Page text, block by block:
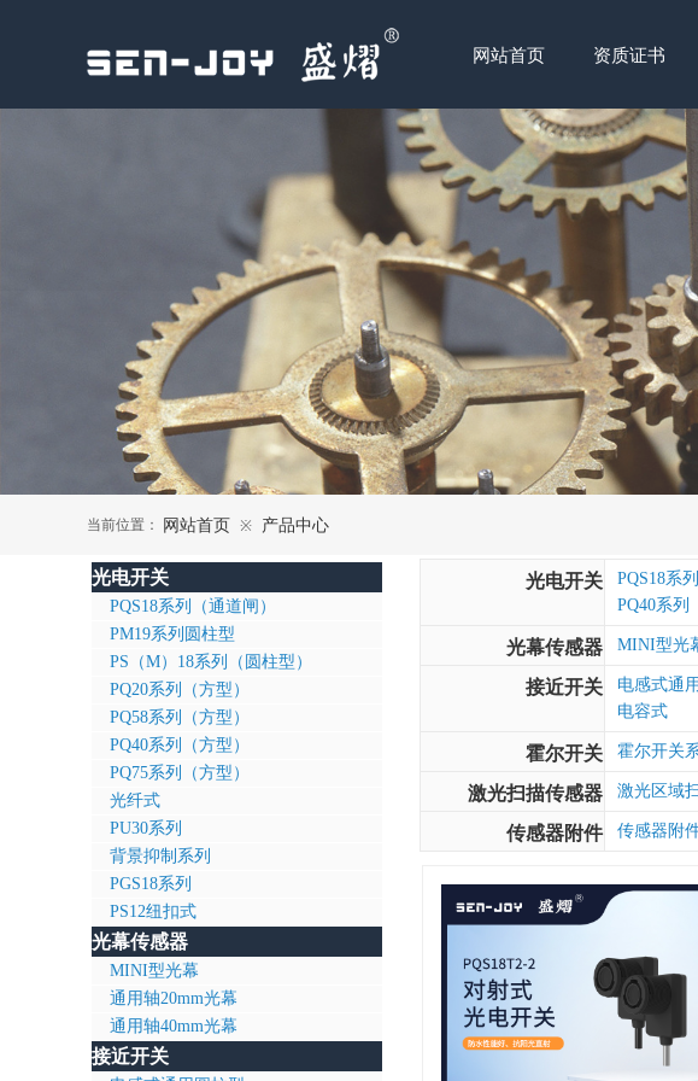
当前位置： 网站首页 ※ 产品中心
光电开关 PQS18系
PQ40系列
光幕传感器 MINI型光
接近开关 电感式通
电容式
霍尔开关 霍尔开关
激光扫描传感器 激光区域
传感器附件 传感器附
光电开关
PQS18系列（通道闸）
PM19系列圆柱型
PS（M）18系列（圆柱型）
PQ20系列（方型）
PQ58系列（方型）
PQ40系列（方型）
PQ75系列（方型）
光纤式
PU30系列
背景抑制系列
PGS18系列
PS12纽扣式
光幕传感器
MINI型光幕
通用轴20mm光幕
通用轴40mm光幕
接近开关
网站首页 资质证书